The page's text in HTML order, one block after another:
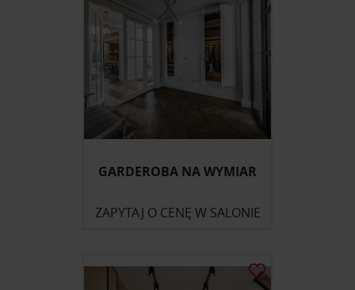
GARDEROBA NA WYMIAR
ZAPYTAJ O CENĘ W SALONIE